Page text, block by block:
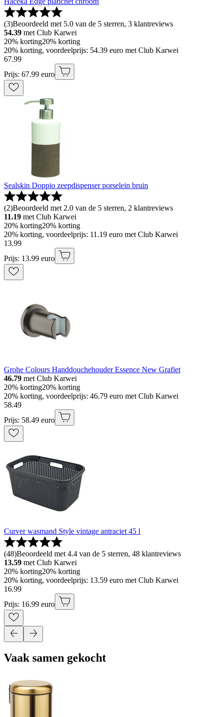
(3)Beoordeeld met 5.0 van de 5 sterren, 3 klantreviews
54.39 met Club Karwei
20% korting20% korting
20% korting, voordeelprijs: 54.39 euro met Club Karwei
67.99
Prijs: 67.99 euro
Sealskin Doppio zeepdispenser porselein bruin
(2)Beoordeeld met 2.0 van de 5 sterren, 2 klantreviews
11.19 met Club Karwei
20% korting20% korting
20% korting, voordeelprijs: 11.19 euro met Club Karwei
13.99
Prijs: 13.99 euro
Grohe Colours Handdouchehouder Essence New Grafiet
46.79 met Club Karwei
20% korting20% korting
20% korting, voordeelprijs: 46.79 euro met Club Karwei
58.49
Prijs: 58.49 euro
Curver wasmand Style vintage antraciet 45 l
(48)Beoordeeld met 4.4 van de 5 sterren, 48 klantreviews
13.59 met Club Karwei
20% korting20% korting
20% korting, voordeelprijs: 13.59 euro met Club Karwei
16.99
Prijs: 16.99 euro
Vaak samen gekocht